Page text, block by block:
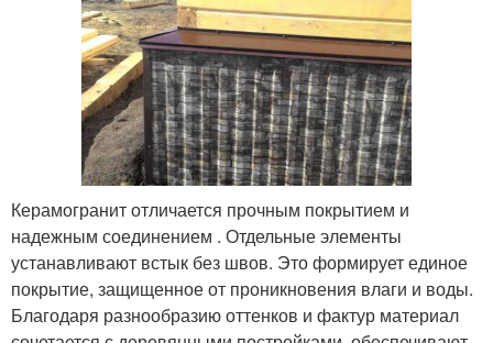
Керамогранит отличается прочным покрытием и
надежным соединением . Отдельные элементы
устанавливают встык без швов. Это формирует единое
покрытие, защищенное от проникновения влаги и воды.
Благодаря разнообразию оттенков и фактур материал